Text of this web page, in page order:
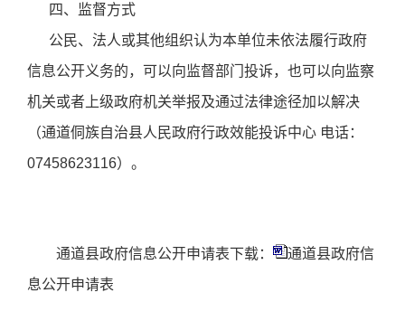
四、监督方式
公民、法人或其他组织认为本单位未依法履行政府
信息公开义务的，可以向监督部门投诉，也可以向监察
机关或者上级政府机关举报及通过法律途径加以解决
（通道侗族自治县人民政府行政效能投诉中心 电话：
07458623116）。
通道县政府信息公开申请表下载：
通道县政府信
息公开申请表